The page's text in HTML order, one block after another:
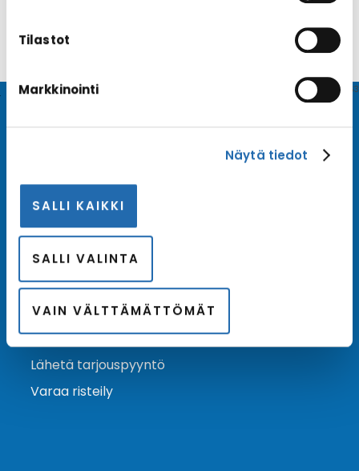
Tilastot
Markkinointi
Näytä tiedot
SALLI KAIKKI
SALLI VALINTA
VAIN VÄLTTÄMÄTTÖMÄT
V4.1663
varustamoiden tarjouksista ja kampanjaeduista.
Ota yhteyttä
Asiakaspalvelu
Lähetä tarjouspyyntö
Varaa risteily